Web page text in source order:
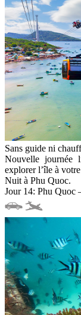
Sans guide ni
Nouvelle journée
explorer l’île à
Nuit à Phu Quoc.
Jour 14: Phu Quoc